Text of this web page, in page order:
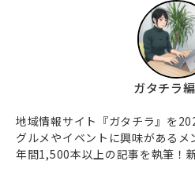
ガタチラ
地域情報サイト『ガタチラ』を
グルメやイベントに興味がある
年間1,500本以上の記事を執筆！